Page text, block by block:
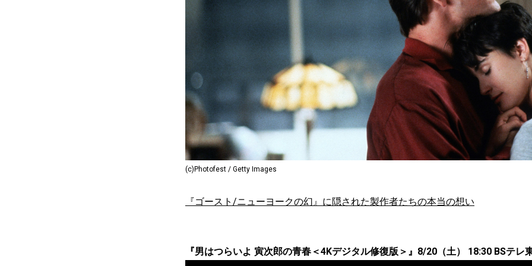
(c)Photofest / Getty Images
『ゴースト/ニューヨークの幻』に隠された製作者たちの本当の想い
『男はつらいよ 寅次郎の青春＜4Kデジタル修復版＞』8/20（土） 18:30 BSテレ